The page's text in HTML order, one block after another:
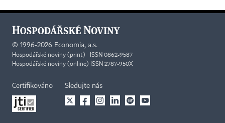
© 1996-2026 Economia, a.s.
Hospodářské noviny (print) ISSN 0862-9587
Hospodářské noviny (online) ISSN 2787-950X
Certifikováno Sledujte nás